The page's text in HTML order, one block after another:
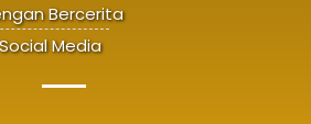
Bercerita
Media